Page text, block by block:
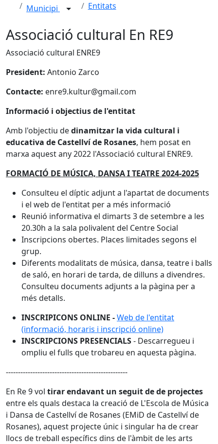
Municipi Entitats
Associació cultural En RE9
Associació cultural ENRE9
President: Antonio Zarco
Contacte: enre9.kultur@gmail.com
Informació i objectius de l'entitat
Amb l'objectiu dedinamitzar la vida cultural i
educativa de Castellví de Rosanes, hem posat en
marxa aquest any 2022 l'Associació cultural ENRE9.
FORMACIÓ DE MÚSICA, DANSA I TEATRE 2024-2025
Consulteu el díptic adjunt a l'apartat de documents
i el web de l'entitat per a més informació
Reunió informativa el dimarts 3 de setembre a les
20.30h a la sala polivalent del Centre Social
Inscripcions obertes. Places limitades segons el
grup.
Diferents modalitats de música, dansa, teatre i balls
de saló, en horari de tarda, de dilluns a divendres.
Consulteu documents adjunts a la pàgina per a
més detalls.
INSCRIPICONS ONLINE -Web de l'entitat
(informació, horaris i inscripció online)
INSCRIPCIONS PRESENCIALS- Descarregueu i
ompliu el fulls que trobareu en aquesta pàgina.
--------------------------------------------------
En Re 9 vol tirar endavant un seguit de de projectes
entre els quals destaca la creació de L'Escola de Música
i Dansa de Castellví de Rosanes (EMiD de Castellví de
Rosanes), aquest projecte únic i singular ha de crear
llocs de treball específics dins de l'àmbit de les arts